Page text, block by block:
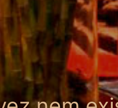
nem
talvez seja só